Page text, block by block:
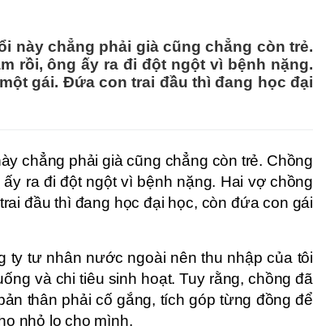
này chẳng phải già cũng chẳng còn trẻ.
rồi, ông ấy ra đi đột ngột vì bệnh nặng.
gái. Đứa con trai đầu thì đang học đại
chẳng phải già cũng chẳng còn trẻ. Chồng
ra đi đột ngột vì bệnh nặng. Hai vợ chồng
đầu thì đang học đại học, còn đứa con gái
ty tư nhân nước ngoài nên thu nhập của tôi
và chi tiêu sinh hoạt. Tuy rằng, chồng đã
thân phải cố gắng, tích góp từng đồng để
nhỏ lo cho mình.